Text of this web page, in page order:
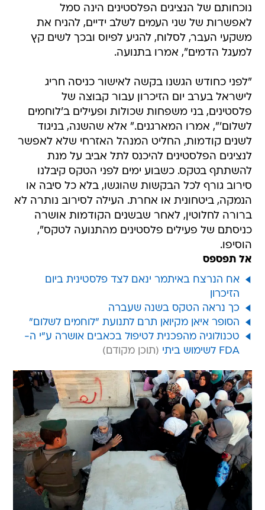
נוכחותם של הנציגים הפלסטינים הינה סמל
לאפשרות של שני העמים לשלב ידיים, להניח את
משקעי העבר, לסלוח, להגיע לפיוס ובכך לשים קץ
למעגל הדמים", אמרו בתנועה.
"לפני כחודש הגשנו בקשה לאישור כניסה חריג
לישראל בערב יום הזיכרון עבור קבוצה של
פלסטינים, בני משפחות שכולות ופעילים ב'לוחמים
לשלום'", אמרו המארגנים." אלא שהשנה, בניגוד
לשנים קודמות, החליט המנהל האזרחי שלא לאפשר
לנציגים הפלסטינים להיכנס לתל אביב על מנת
להשתתף בטקס. כשבוע ימים לפני הטקס קיבלנו
סירוב גורף לכל הבקשות שהוגשו, בלא כל סיבה או
הנמקה, ביטחונית או אחרת. העילה לסירוב נותרה לא
ברורה לחלוטין, לאחר שבשנים הקודמות אושרה
כניסתם של פעילים פלסטינים מהתנועה לטקס",
הוסיפו.
אל תפספס
אח הנרצח באיתמר ינאם לצד פלסטינית ביום
הזיכרון
כך נראה הטקס בשנה שעברה
הסופר איאן מקיואן תרם לתנועת "לוחמים לשלום"
טכנולוגיה מהפכנית לטיפול בכאבים אושרה ע"י ה-
FDA לשימוש ביתי